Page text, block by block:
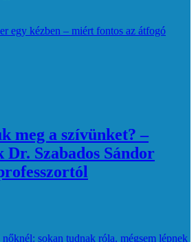
egy kézben – miért fontos az átfogó
meg a szívünket? –
Dr. Szabados Sándor
sokan tudnak róla, mégsem lépnek